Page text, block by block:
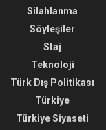
Silahlanma
Söyleşiler
Staj
Teknoloji
Türk Dış Politikası
Türkiye
Türkiye Siyaseti